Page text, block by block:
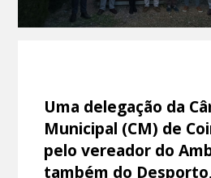
Uma delegação da
Municipal (CM) de
pelo vereador do
também do